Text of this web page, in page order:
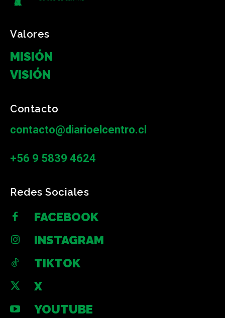
Valores
MISIÓN
VISIÓN
Contacto
contacto@diarioelcentro.cl
+56 9 5839 4624
Redes Sociales
FACEBOOK
INSTAGRAM
TIKTOK
X
YOUTUBE